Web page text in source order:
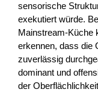
sensorische
exekutiert würde.
Mainstream-Küche
erkennen, dass die
zuverlässig
dominant und
der